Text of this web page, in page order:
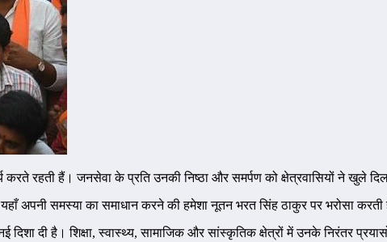
रहती हैं। जनसेवा के प्रति उनकी निष्ठा और समर्पण को क्षेत्रवासियों ने खुले
अपनी समस्या का समाधान करने की हमेशा नूतन भरत सिंह ठाकुर पर भरोसा करती
दिशा दी है। शिक्षा, स्वास्थ्य, सामाजिक और सांस्कृतिक क्षेत्रों में उनके निरंतर